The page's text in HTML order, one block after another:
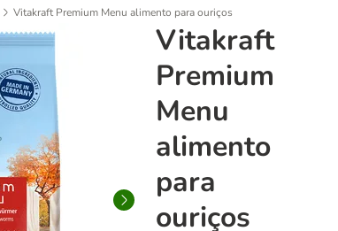
Vitakraft Premium Menu alimento para ouriços
Vitakraft
Premium
Menu
alimento
para
ouriços